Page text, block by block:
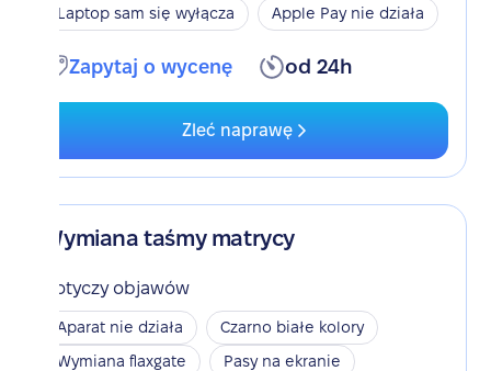
Laptop sam się wyłącza
Apple Pay nie działa
Zapytaj o wycenę od 24h
Zleć naprawę
Wymiana taśmy matrycy
Dotyczy objawów
Aparat nie działa
Czarno białe kolory
Wymiana flaxgate
Pasy na ekranie